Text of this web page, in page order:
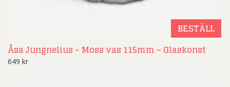
BESTÄLL
Åsa Jungnelius – Moss vas 115mm – Glaskonst
649 kr